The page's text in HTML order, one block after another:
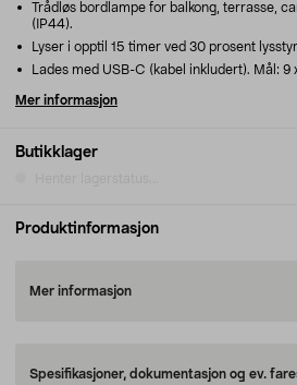
Butikklager
Trådløs bordlampe for balkong, terrasse,
(IP44).
Lyser i opptil 15 timer ved 30 prosent
Lades med USB-C (kabel inkludert). Mål: 9
Mer informasjon
Produktinformasjon
Mer informasjon
Spesifikasjoner, dokumentasjon og ev.